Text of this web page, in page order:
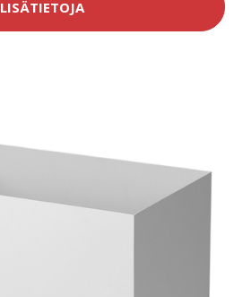
LISÄTIETOJA